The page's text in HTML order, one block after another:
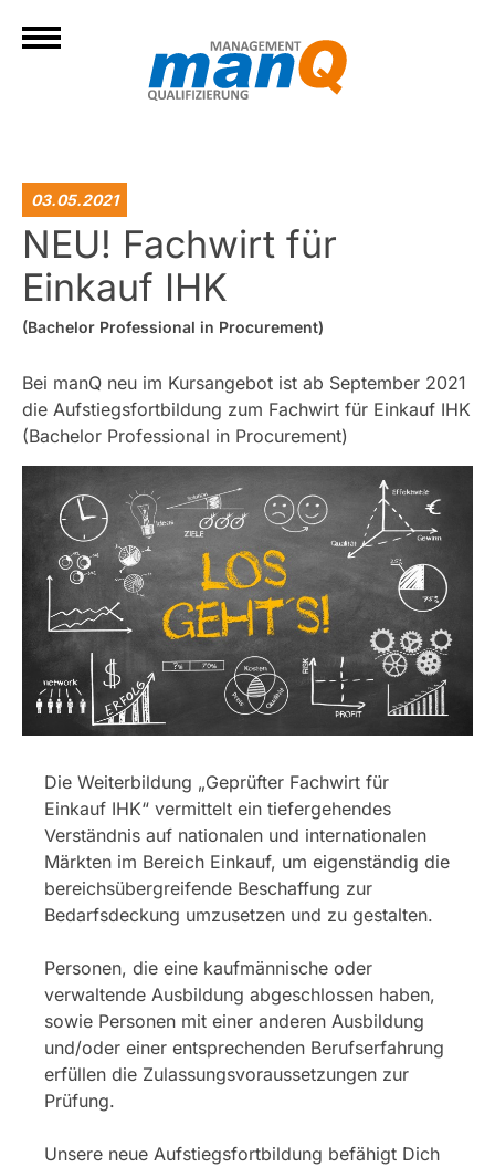
03.05.2021
NEU! Fachwirt für
Einkauf IHK
(Bachelor Professional in Procurement)
Bei manQ neu im Kursangebot ist ab September 2021
die Aufstiegsfortbildung zum Fachwirt für Einkauf IHK
(Bachelor Professional in Procurement)
Die Weiterbildung „Geprüfter Fachwirt für
Einkauf IHK“ vermittelt ein tiefergehendes
Verständnis auf nationalen und internationalen
Märkten im Bereich Einkauf, um eigenständig die
bereichsübergreifende Beschaffung zur
Bedarfsdeckung umzusetzen und zu gestalten.
Personen, die eine kaufmännische oder
verwaltende Ausbildung abgeschlossen haben,
sowie Personen mit einer anderen Ausbildung
und/oder einer entsprechenden Berufserfahrung
erfüllen die Zulassungsvoraussetzungen zur
Prüfung.
Unsere neue Aufstiegsfortbildung befähigt Dich